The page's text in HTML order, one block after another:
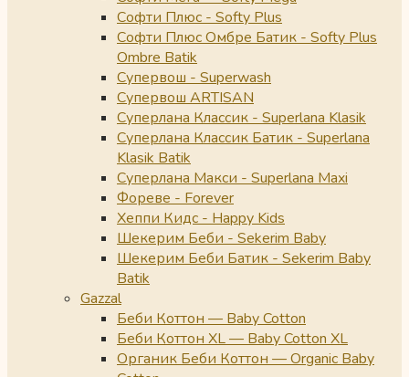
Софти Плюс - Softy Plus
Софти Плюс Омбре Батик - Softy Plus
Ombre Batik
Супервош - Superwash
Супервош ARTISAN
Суперлана Классик - Superlana Klasik
Суперлана Классик Батик - Superlana
Klasik Batik
Суперлана Макси - Superlana Maxi
Фореве - Forever
Хеппи Кидс - Happy Kids
Шекерим Беби - Sekerim Baby
Шекерим Беби Батик - Sekerim Baby
Batik
Gazzal
Беби Коттон — Baby Cotton
Беби Коттон XL — Baby Cotton XL
Органик Беби Коттон — Organic Baby